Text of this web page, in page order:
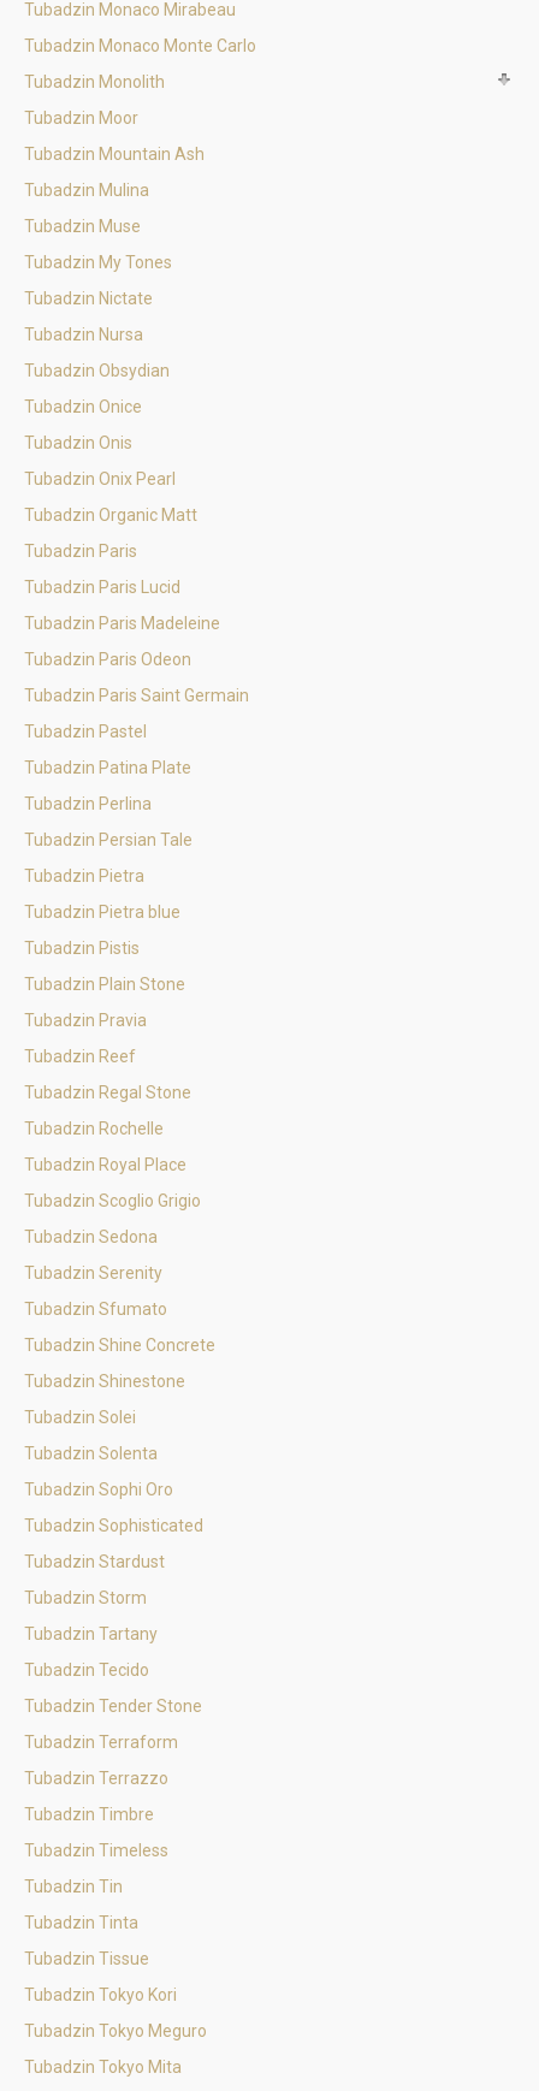
Tubadzin Monaco Mirabeau
Tubadzin Monaco Monte Carlo
Tubadzin Monolith
Tubadzin Moor
Tubadzin Mountain Ash
Tubadzin Mulina
Tubadzin Muse
Tubadzin My Tones
Tubadzin Nictate
Tubadzin Nursa
Tubadzin Obsydian
Tubadzin Onice
Tubadzin Onis
Tubadzin Onix Pearl
Tubadzin Organic Matt
Tubadzin Paris
Tubadzin Paris Lucid
Tubadzin Paris Madeleine
Tubadzin Paris Odeon
Tubadzin Paris Saint Germain
Tubadzin Pastel
Tubadzin Patina Plate
Tubadzin Perlina
Tubadzin Persian Tale
Tubadzin Pietra
Tubadzin Pietra blue
Tubadzin Pistis
Tubadzin Plain Stone
Tubadzin Pravia
Tubadzin Reef
Tubadzin Regal Stone
Tubadzin Rochelle
Tubadzin Royal Place
Tubadzin Scoglio Grigio
Tubadzin Sedona
Tubadzin Serenity
Tubadzin Sfumato
Tubadzin Shine Concrete
Tubadzin Shinestone
Tubadzin Solei
Tubadzin Solenta
Tubadzin Sophi Oro
Tubadzin Sophisticated
Tubadzin Stardust
Tubadzin Storm
Tubadzin Tartany
Tubadzin Tecido
Tubadzin Tender Stone
Tubadzin Terraform
Tubadzin Terrazzo
Tubadzin Timbre
Tubadzin Timeless
Tubadzin Tin
Tubadzin Tinta
Tubadzin Tissue
Tubadzin Tokyo Kori
Tubadzin Tokyo Meguro
Tubadzin Tokyo Mita